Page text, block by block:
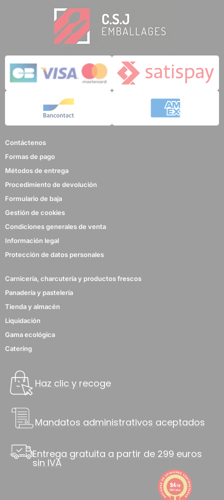
Contáctenos
Formas de pago
Métodos de entrega
Procedimiento de devolución
Formulario de baja
Gestión de cookies
Condiciones generales de venta
Información legal
Protección de datos personales
Carnicería, charcutería y productos frescos
Panadería y pastelería
Tienda y almacén
Liquidación
Gama ecológica
Catering
Haz clic y recoge
Mandatos administrativos aceptados
Entrega gratuita a partir de 299 euros
sin IVA
9.4/10
8844 notas